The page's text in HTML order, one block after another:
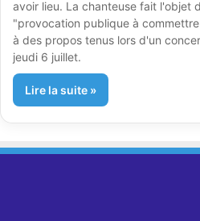
avoir lieu. La chanteuse fait l'objet
"provocation publique à
à des propos tenus lors d'un
jeudi 6 juillet.
Lire la suite »